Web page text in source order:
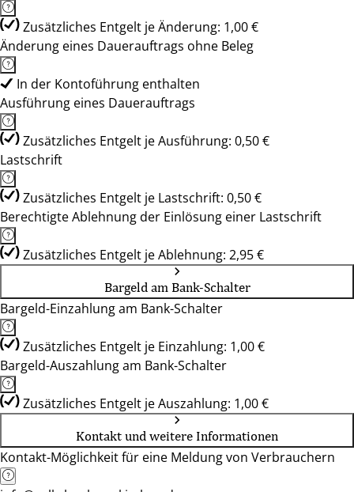
Zusätzliches Entgelt je Änderung: 1,00 €
Änderung eines Dauerauftrags ohne Beleg
In der Kontoführung enthalten
Ausführung eines Dauerauftrags
Zusätzliches Entgelt je Ausführung: 0,50 €
Lastschrift
Zusätzliches Entgelt je Lastschrift: 0,50 €
Berechtigte Ablehnung der Einlösung einer Lastschrift
Zusätzliches Entgelt je Ablehnung: 2,95 €
Bargeld am Bank-Schalter
Bargeld-Einzahlung am Bank-Schalter
Zusätzliches Entgelt je Einzahlung: 1,00 €
Bargeld-Auszahlung am Bank-Schalter
Zusätzliches Entgelt je Auszahlung: 1,00 €
Kontakt und weitere Informationen
Kontakt-Möglichkeit für eine Meldung von Verbrauchern